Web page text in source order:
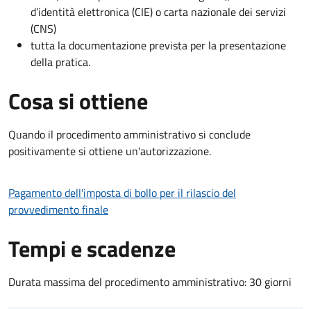
d’identità elettronica (CIE) o carta nazionale dei servizi
(CNS)
tutta la documentazione prevista per la presentazione
della pratica.
Cosa si ottiene
Quando il procedimento amministrativo si conclude
positivamente si ottiene un'autorizzazione.
Pagamento dell'imposta di bollo per il rilascio del
provvedimento finale
Tempi e scadenze
Durata massima del procedimento amministrativo: 30 giorni